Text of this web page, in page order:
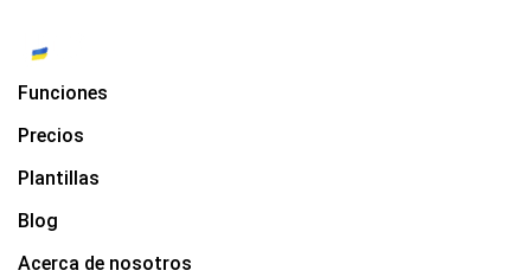
Funciones
Precios
Plantillas
Blog
Acerca de nosotros